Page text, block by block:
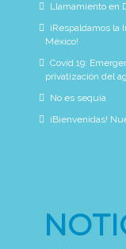
Llamamiento en
¡Respaldamos
México!
Covid 19:
privatización del
No es sequía
¡Bienvenidas!